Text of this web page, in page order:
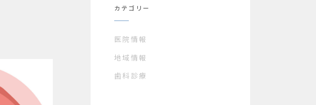
カテゴリー
医院情報
地域情報
歯科診療